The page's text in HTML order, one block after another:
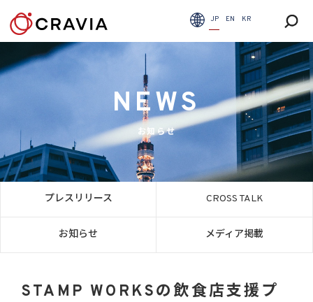
JP EN KR
NEWS
お知らせ
プレスリリース CROSS TALK
お知らせ メディア掲載
STAMP WORKSの飲食店支援プ